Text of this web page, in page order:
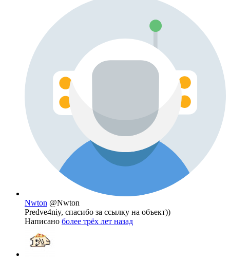
Nwton @Nwton
Predve4niy, спасибо за ссылку на объект))
Написано более трёх лет назад